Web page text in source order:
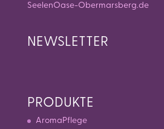
SeelenOase-Obermarsberg.de
NEWSLETTER
PRODUKTE
AromaPflege